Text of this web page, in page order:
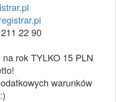
22 90
na rok TYLKO 15 PLN
warunków
:)